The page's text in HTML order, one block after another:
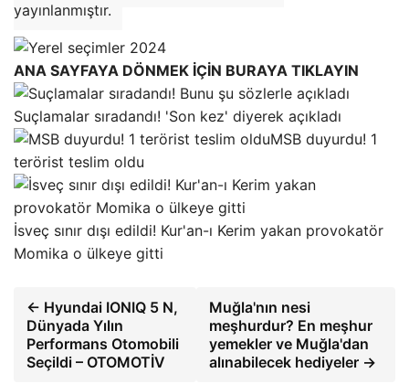
yayınlanmıştır.
ANA SAYFAYA DÖNMEK İÇİN BURAYA TIKLAYIN
Suçlamalar sıradandı! 'Son kez' diyerek açıkladı
MSB duyurdu! 1
terörist teslim oldu
İsveç sınır dışı edildi! Kur'an-ı Kerim yakan provokatör
Momika o ülkeye gitti
← Hyundai IONIQ 5 N,
Dünyada Yılın
Performans Otomobili
Seçildi – OTOMOTİV
Muğla'nın nesi
meşhurdur? En meşhur
yemekler ve Muğla'dan
alınabilecek hediyeler →